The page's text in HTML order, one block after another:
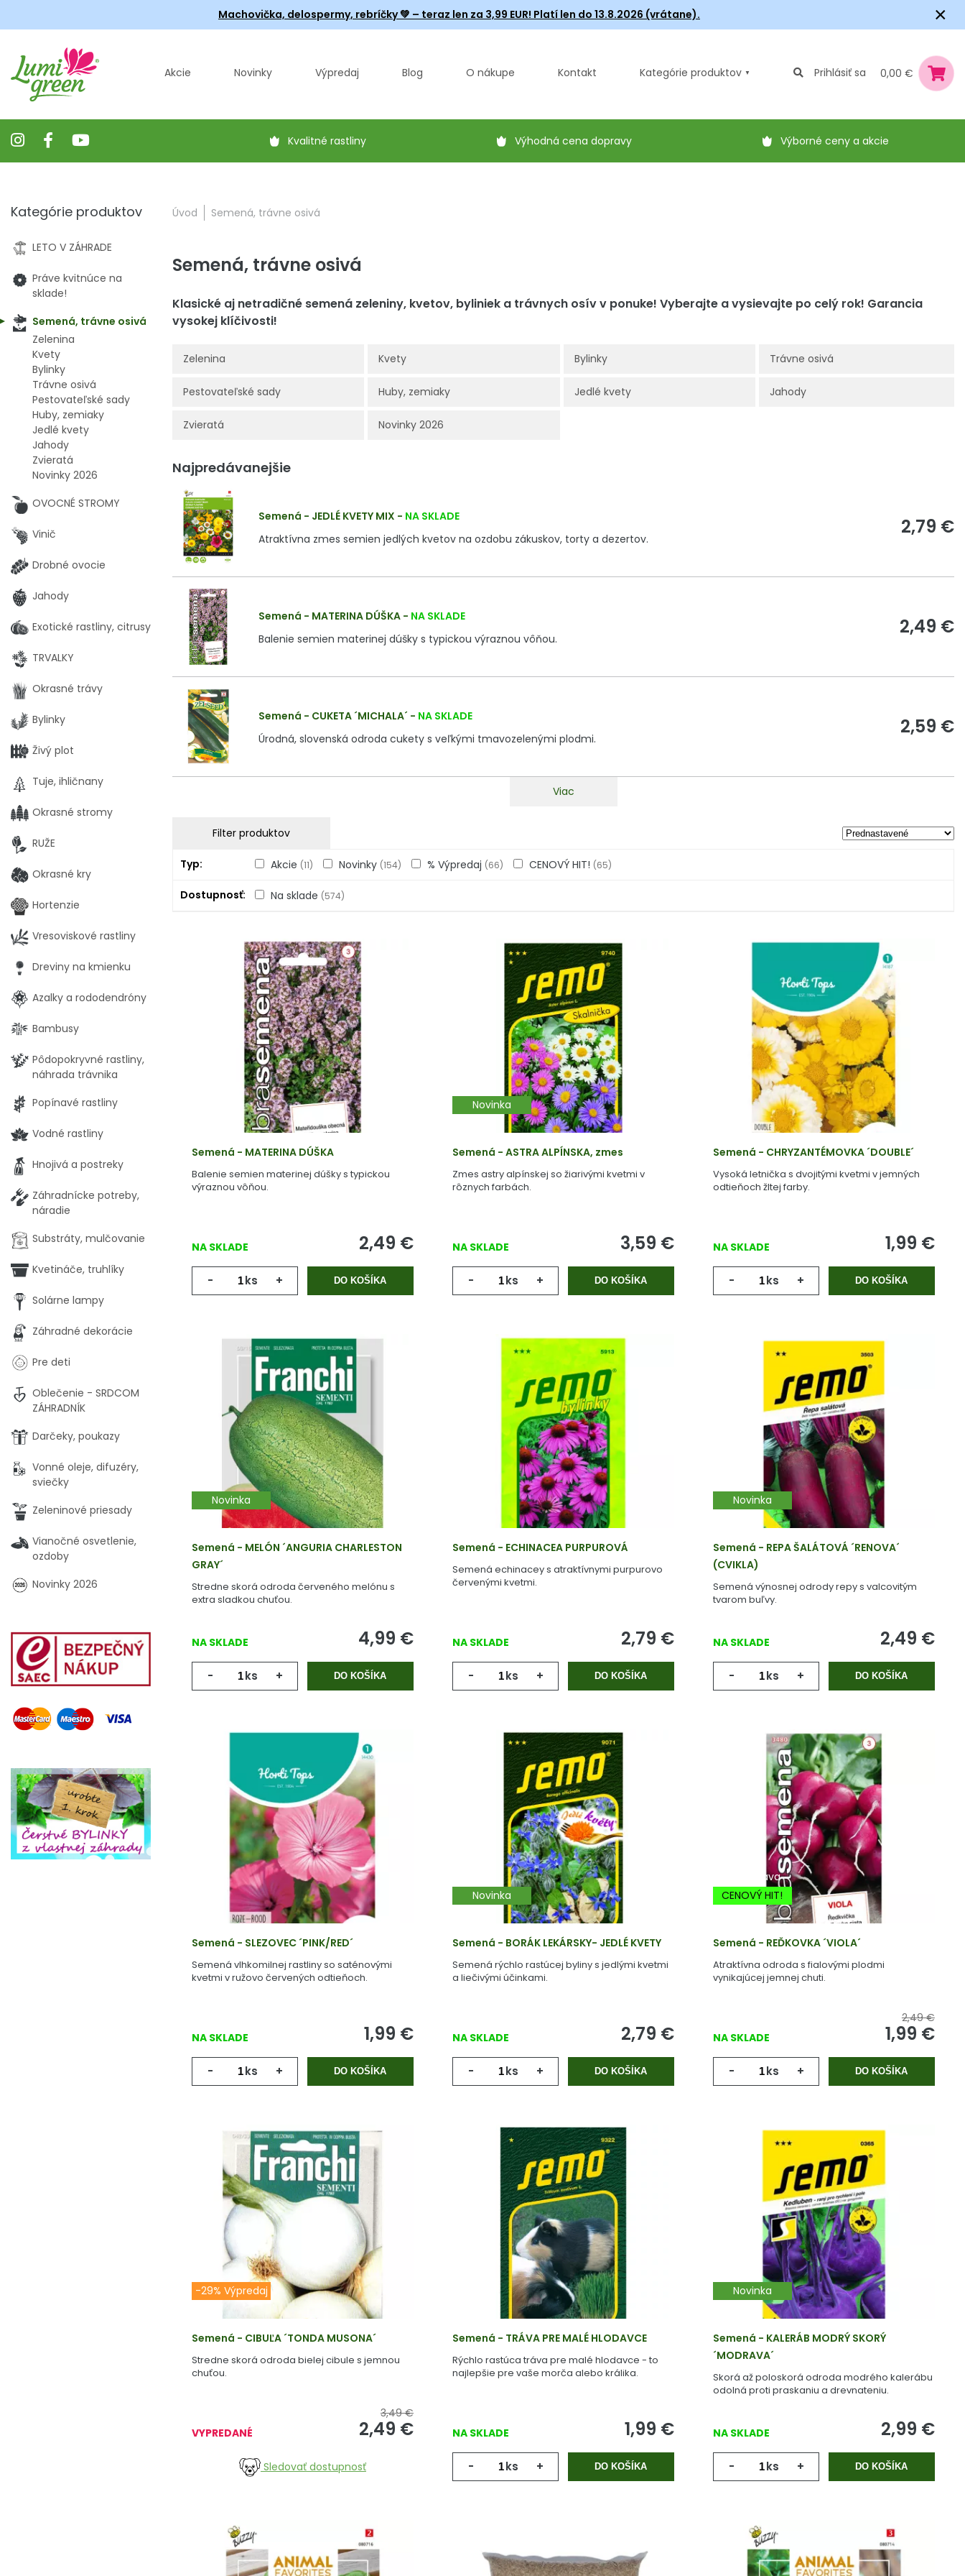
Machovička, delospermy, rebríčky💚 – teraz len za 3,99 EUR! Platí len do 13.8.2026 (vrátane). ×
Akcie Novinky Výpredaj Blog O nákupe Kontakt Kategórie produktov Prihlásiť sa 0,00 €
Kvalitné rastliny Výhodná cena dopravy Výborné ceny a akcie
Úvod Semená, trávne osivá
Semená, trávne osivá
Klasické aj netradičné semená zeleniny, kvetov, byliniek a trávnych osív v ponuke! Vyberajte a vysievajte po celý rok! Garancia
vysokej klíčivosti!
Zelenina Kvety Bylinky Trávne osivá
Pestovateľské sady Huby, zemiaky Jedlé kvety Jahody
Zvieratá Novinky 2026
Najpredávanejšie
Semená - JEDLÉ KVETY MIX - NA SKLADE
Atraktívna zmes semien jedlých kvetov na ozdobu zákuskov, torty a dezertov.
2,79 €
Semená - MATERINA DÚŠKA - NA SKLADE
Balenie semien materinej dúšky s typickou výraznou vôňou.
2,49 €
Semená - CUKETA ´MICHALA´ - NA SKLADE
Úrodná, slovenská odroda cukety s veľkými tmavozelenými plodmi.
2,59 €
Viac
Filter produktov
Typ Akcie (11) Novinky (154) % Výpredaj (66) CENOVÝ HIT! (65)
Dostupnosť Na sklade (574)
Semená - MATERINA DÚŠKA
Balenie semien materinej dúšky s typickou
výraznou vôňou.
NA SKLADE 2,49 €
- ks + DO KOŠÍKA
Novinka
Semená - ASTRA ALPÍNSKA, zmes
Zmes astry alpínskej so žiarivými kvetmi v
rôznych farbách.
NA SKLADE 3,59 €
- ks + DO KOŠÍKA
Semená - CHRYZANTÉMOVKA ´DOUBLE´
Vysoká letnička s dvojitými kvetmi v jemných
odtieňoch žltej farby.
NA SKLADE 1,99 €
- ks + DO KOŠÍKA
Novinka
Semená - MELÓN ´ANGURIA CHARLESTON
GRAY´
Stredne skorá odroda červeného melónu s
extra sladkou chuťou.
NA SKLADE 4,99 €
- ks + DO KOŠÍKA
Semená - ECHINACEA PURPUROVÁ
Semená echinacey s atraktívnymi purpurovo
červenými kvetmi.
NA SKLADE 2,79 €
- ks + DO KOŠÍKA
Novinka
Semená - REPA ŠALÁTOVÁ ´RENOVA´
(CVIKLA)
Semená výnosnej odrody repy s valcovitým
tvarom buľvy.
NA SKLADE 2,49 €
- ks + DO KOŠÍKA
Semená - SLEZOVEC ´PINK/RED´
Semená vlhkomilnej rastliny so saténovými
kvetmi v ružovo červených odtieňoch.
NA SKLADE 1,99 €
- ks + DO KOŠÍKA
Novinka
Semená - BORÁK LEKÁRSKY- JEDLÉ KVETY
Semená rýchlo rastúcej byliny s jedlými kvetmi
a liečivými účinkami.
NA SKLADE 2,79 €
- ks + DO KOŠÍKA
-20% Zľava
CENOVÝ HIT!
Semená - REĎKOVKA ´VIOLA´
Atraktívna odroda s fialovými plodmi
vynikajúcej jemnej chuti.
NA SKLADE
2,49 €
1,99 €
- ks + DO KOŠÍKA
-29% Výpredaj
Semená - CIBUĽA ´TONDA MUSONA´
Stredne skorá odroda bielej cibule s jemnou
chuťou.
VYPREDANÉ
3,49 €
2,49 €
Sledovať dostupnosť
Semená - TRÁVA PRE MALÉ HLODAVCE
Rýchlo rastúca tráva pre malé hlodavce - to
najlepšie pre vaše morča alebo králika.
NA SKLADE 1,99 €
- ks + DO KOŠÍKA
Novinka
Semená - KALERÁB MODRÝ SKORÝ
´MODRAVA´
Skorá až poloskorá odroda modrého kalerábu
odolná proti praskaniu a drevnateniu.
NA SKLADE 2,99 €
- ks + DO KOŠÍKA
Kategórie produktov
LETO V ZÁHRADE
Práve kvitnúce na
sklade!
Semená, trávne osivá
Zelenina
Kvety
Bylinky
Trávne osivá
Pestovateľské sady
Huby, zemiaky
Jedlé kvety
Jahody
Zvieratá
Novinky 2026
OVOCNÉ STROMY
Vinič
Drobné ovocie
Jahody
Exotické rastliny, citrusy
TRVALKY
Okrasné trávy
Bylinky
Živý plot
Tuje, ihličnany
Okrasné stromy
RUŽE
Okrasné kry
Hortenzie
Vresoviskové rastliny
Dreviny na kmienku
Azalky a rododendróny
Bambusy
Pôdopokryvné rastliny,
náhrada trávnika
Popínavé rastliny
Vodné rastliny
Hnojivá a postreky
Záhradnícke potreby,
náradie
Substráty, mulčovanie
Kvetináče, truhlíky
Solárne lampy
Záhradné dekorácie
Pre deti
Oblečenie - SRDCOM
ZÁHRADNÍK
Darčeky, poukazy
Vonné oleje, difuzéry,
sviečky
Zeleninové priesady
Vianočné osvetlenie,
ozdoby
Novinky 2026